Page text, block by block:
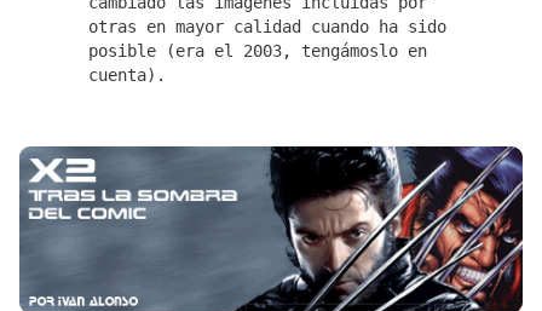
otras en mayor calidad cuando ha sido
posible (era el 2003, tengámoslo en
cuenta).